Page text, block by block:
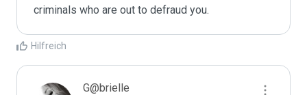
criminals who are out to defraud you.
Hilfreich
G@brielle